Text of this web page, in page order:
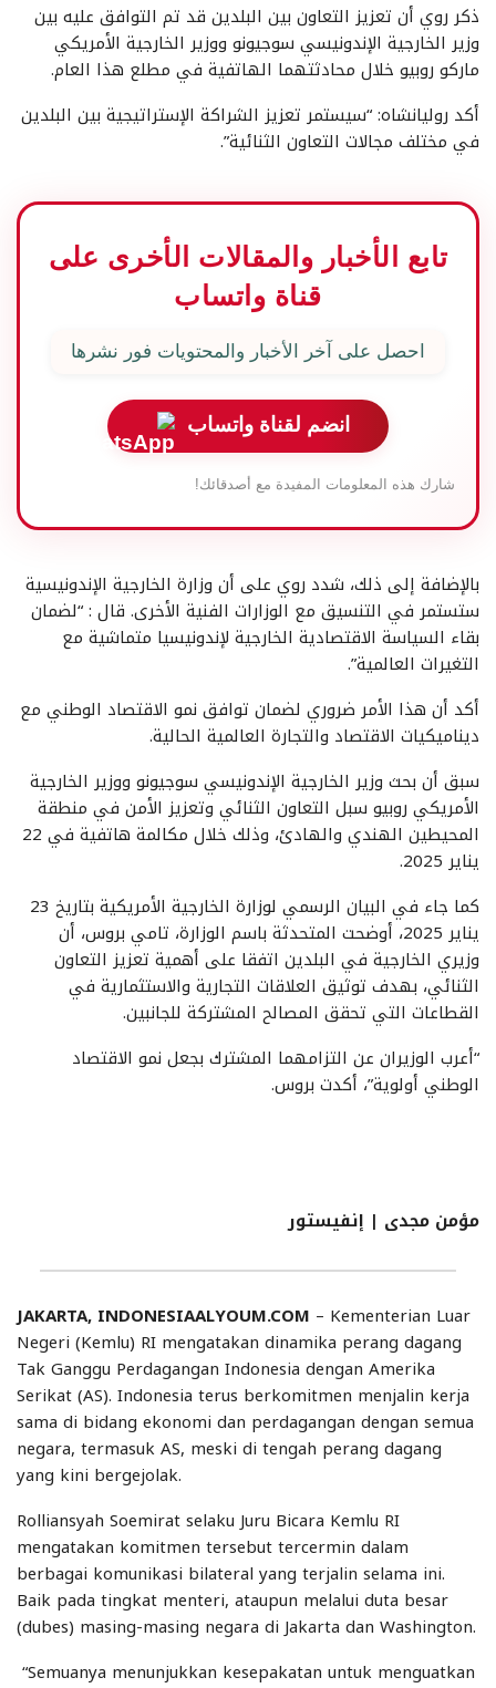
ذكر روي أن تعزيز التعاون بين البلدين قد تم التوافق عليه بين
وزير الخارجية الإندونيسي سوجيونو ووزير الخارجية الأمريكي
ماركو روبيو خلال محادثتهما الهاتفية في مطلع هذا العام.
أكد روليانشاه: “سيستمر تعزيز الشراكة الإستراتيجية بين البلدين
في مختلف مجالات التعاون الثنائية”.
تابع الأخبار والمقالات الأخرى على
قناة واتساب
احصل على آخر الأخبار والمحتويات فور نشرها
انضم لقناة واتساب
شارك هذه المعلومات المفيدة مع أصدقائك!
بالإضافة إلى ذلك، شدد روي على أن وزارة الخارجية الإندونيسية
ستستمر في التنسيق مع الوزارات الفنية الأخرى. قال : “لضمان
بقاء السياسة الاقتصادية الخارجية لإندونيسيا متماشية مع
التغيرات العالمية”.
أكد أن هذا الأمر ضروري لضمان توافق نمو الاقتصاد الوطني مع
ديناميكيات الاقتصاد والتجارة العالمية الحالية.
سبق أن بحث وزير الخارجية الإندونيسي سوجيونو ووزير الخارجية
الأمريكي روبيو سبل التعاون الثنائي وتعزيز الأمن في منطقة
المحيطين الهندي والهادئ، وذلك خلال مكالمة هاتفية في 22
يناير 2025.
كما جاء في البيان الرسمي لوزارة الخارجية الأمريكية بتاريخ 23
يناير 2025، أوضحت المتحدثة باسم الوزارة، تامي بروس، أن
وزيري الخارجية في البلدين اتفقا على أهمية تعزيز التعاون
الثنائي، بهدف توثيق العلاقات التجارية والاستثمارية في
القطاعات التي تحقق المصالح المشتركة للجانبين.
“أعرب الوزيران عن التزامهما المشترك بجعل نمو الاقتصاد
الوطني أولوية”، أكدت بروس.
مؤمن مجدى | إنفيستور
JAKARTA, INDONESIAALYOUM.COM – Kementerian Luar
Negeri (Kemlu) RI mengatakan dinamika perang dagang
Tak Ganggu Perdagangan Indonesia dengan Amerika
Serikat (AS). Indonesia terus berkomitmen menjalin kerja
sama di bidang ekonomi dan perdagangan dengan semua
negara, termasuk AS, meski di tengah perang dagang
yang kini bergejolak.
Rolliansyah Soemirat selaku Juru Bicara Kemlu RI
mengatakan komitmen tersebut tercermin dalam
berbagai komunikasi bilateral yang terjalin selama ini.
Baik pada tingkat menteri, ataupun melalui duta besar
(dubes) masing-masing negara di Jakarta dan Washington.
“Semuanya menunjukkan kesepakatan untuk menguatkan